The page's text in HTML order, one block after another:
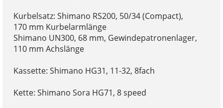
Kurbelsatz: Shimano RS200, 50/34 (Compact),
170 mm Kurbelarmlänge
Shimano UN300, 68 mm, Gewindepatronenlager,
110 mm Achslänge
Kassette: Shimano HG31, 11-32, 8fach
Kette: Shimano Sora HG71, 8 speed